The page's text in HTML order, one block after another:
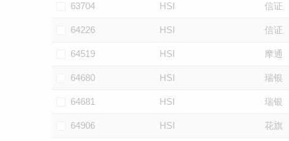
63704 HSI 信证
64226 HSI 信证
64519 HSI 摩通
64680 HSI 瑞银
64681 HSI 瑞银
64906 HSI 花旗